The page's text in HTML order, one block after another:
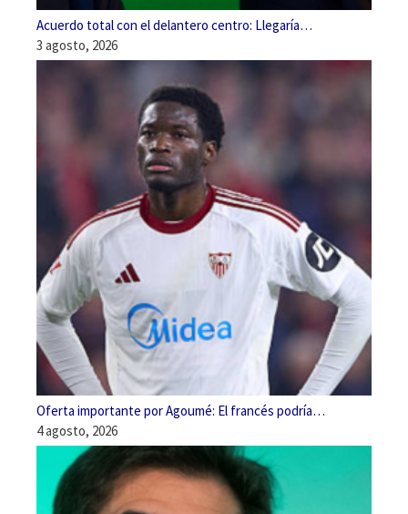
Acuerdo total con el delantero centro: Llegaría…
3 agosto, 2026
Oferta importante por Agoumé: El francés podría…
4 agosto, 2026